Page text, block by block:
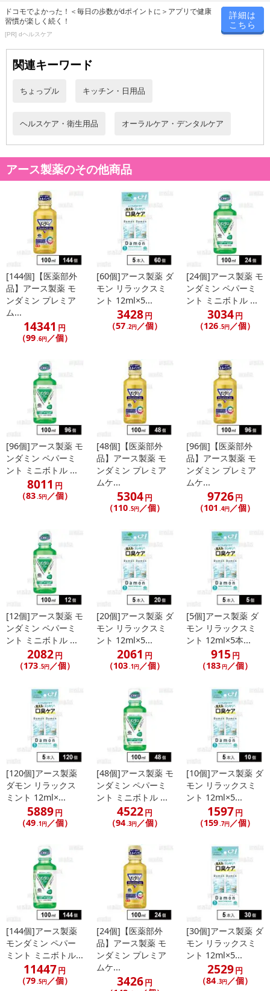
禁じます。
転売等、目的以外での利用が確認された場合は、サービス利用を停
止させていただきます。
発送日カレンダー
休業日
その他共通および商品カテゴリー別注意事項（※必ずご確認くだ
さい）
こちらの情報は2026-07-09 14:13:35.0での情報となります。
ドコモでよかった！＜毎日の歩数がdポイントに＞アプリで健康
習慣が楽しく続く！
[PR] dヘルスケア
詳細は
こちら
関連キーワード
ちょっプル キッチン・日用品
ヘルスケア・衛生用品 オーラルケア・デンタルケア
アース製薬のその他商品
[144個]【医薬部外
品】アース製薬 モ
ンダミン プレミア
ム...
14341 円
（99.6円／個）
[60個]アース製薬 ダ
モン リラックスミ
ント 12ml×5...
3428円
（57.2円／個）
[24個]アース製薬 モ
ンダミン ペパーミ
ント ミニボトル ...
3034円
（126.5円／個）
[96個]アース製薬 モ
ンダミン ペパーミ
ント ミニボトル ...
8011 円
（83.5円／個）
[48個]【医薬部外
品】アース製薬 モ
ンダミン プレミア
ムケ...
5304円
（110.5円／個）
[96個]【医薬部外
品】アース製薬 モ
ンダミン プレミア
ムケ...
9726円
（101 .4円／個）
[12個]アース製薬 モ
ンダミン ペパーミ
ント ミニボトル ...
2082円
（173 .5円／個）
[20個]アース製薬 ダ
モン リラックスミ
ント 12ml×5...
2061 円
（103 .1円 ／個）
[5個]アース製薬 ダ
モン リラックスミ
ント 12ml×5本...
915 円
（183 円 ／個）
[120個]アース製薬
ダモン リラックス
ミント 12ml×...
5889円
（49.1円／個）
[48個]アース製薬 モ
ンダミン ペパーミ
ント ミニボトル ...
4522円
（94.3円／個）
[10個]アース製薬 ダ
モン リラックスミ
ント 12ml×5...
1597円
（159.7円／個）
[144個]アース製薬
モンダミン ペパー
ミント ミニボトル...
11447円
（79.5円／個）
[24個]【医薬部外
品】アース製薬 モ
ンダミン プレミア
ムケ...
3426円
[30個]アース製薬 ダ
モン リラックスミ
ント 12ml×5...
2529円
（84.3円／個）